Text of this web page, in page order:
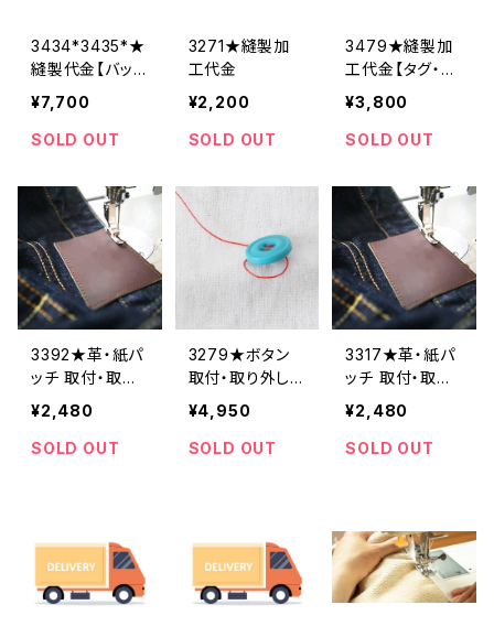
3434*3435*★
縫製代金【バック
ル取り外し取り
付け 2着合計
分】
¥7,700
SOLD OUT
3271★縫製加
工代金
¥2,200
SOLD OUT
3479★縫製加
工代金【タグ・２
枚分】
¥3,800
SOLD OUT
3392★革・紙パ
ッチ 取付・取り
外し料金
¥2,480
SOLD OUT
3279★ボタン
取付・取り外し
料金(15個分)
¥4,950
SOLD OUT
3317★革・紙パ
ッチ 取付・取り
外し料金
¥2,480
SOLD OUT